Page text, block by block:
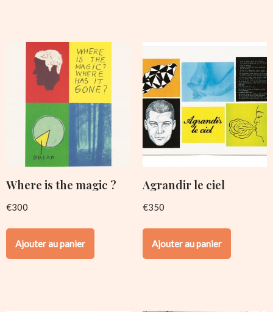
Where is the magic ?
€300
Ajouter au panier
Agrandir le ciel
€350
Ajouter au panier